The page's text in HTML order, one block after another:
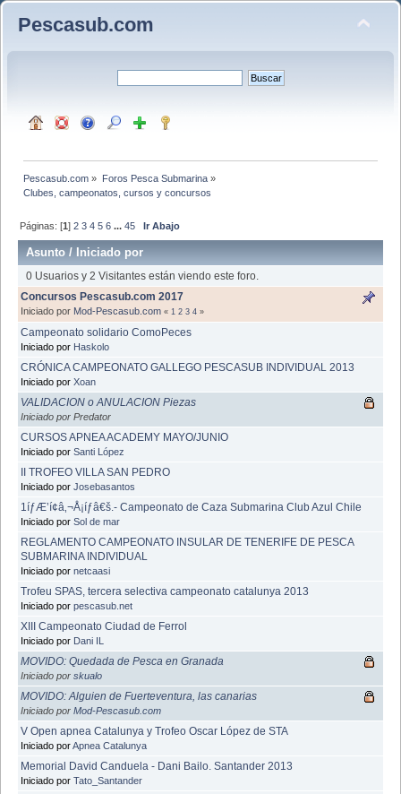
Pescasub.com
Pescasub.com » Foros Pesca Submarina»
Clubes, campeonatos, cursos y concursos
Páginas: [1]2 3 4 5 6 ...45 Ir Abajo
Asunto /Iniciado por
0 Usuarios y 2 Visitantes están viendo este foro.
Concursos Pescasub.com 2017
Iniciado por Mod-Pescasub.com « 1 2 3 4 »
Campeonato solidario ComoPeces
Iniciado por Haskolo
CRÓNICA CAMPEONATO GALLEGO PESCASUB INDIVIDUAL 2013
Iniciado por Xoan
VALIDACION o ANULACION Piezas
Iniciado por Predator
CURSOS APNEA ACADEMY MAYO/JUNIO
Iniciado por Santi López
II TROFEO VILLA SAN PEDRO
Iniciado por Josebasantos
1íƒÆ’í¢â‚¬Å¡íƒâ€š.- Campeonato de Caza Submarina Club Azul Chile
Iniciado por Sol de mar
REGLAMENTO CAMPEONATO INSULAR DE TENERIFE DE PESCA
SUBMARINA INDIVIDUAL
Iniciado por netcaasi
Trofeu SPAS, tercera selectiva campeonato catalunya 2013
Iniciado por pescasub.net
XIII Campeonato Ciudad de Ferrol
Iniciado por Dani IL
MOVIDO: Quedada de Pesca en Granada
Iniciado por skualo
MOVIDO: Alguien de Fuerteventura, las canarias
Iniciado por Mod-Pescasub.com
V Open apnea Catalunya y Trofeo Oscar López de STA
Iniciado porApnea Catalunya
Memorial David Canduela - Dani Bailo. Santander 2013
Iniciado por Tato_Santander